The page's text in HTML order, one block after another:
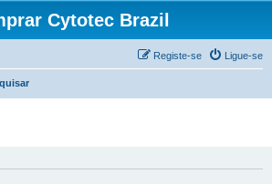
Cytotec Brazil
Ligue-se
Registe-se